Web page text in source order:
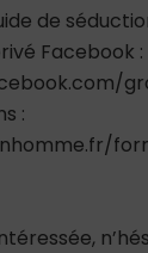
de
Facebook :
: